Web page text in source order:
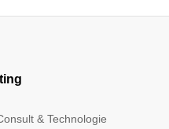
& Technologie